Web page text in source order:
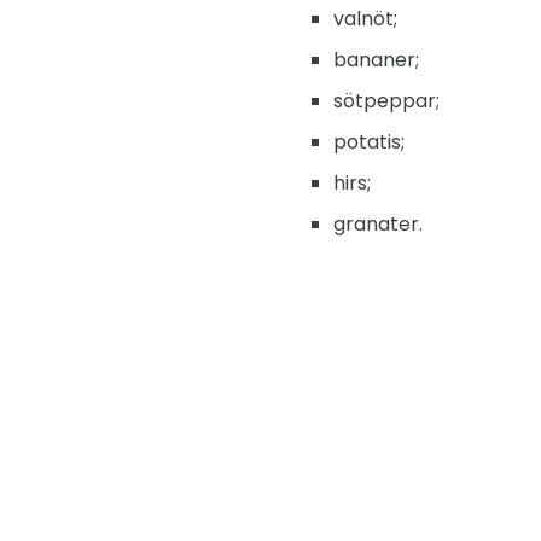
valnöt;
bananer;
sötpeppar;
potatis;
hirs;
granater.